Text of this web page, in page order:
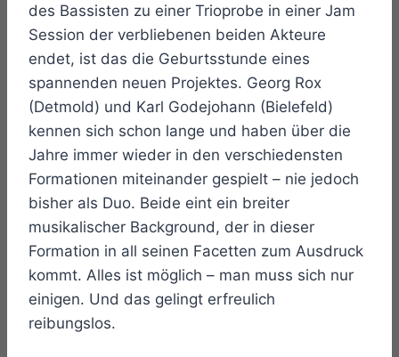
des Bassisten zu einer Trioprobe in einer Jam
Session der verbliebenen beiden Akteure
endet, ist das die Geburtsstunde eines
spannenden neuen Projektes. Georg Rox
(Detmold) und Karl Godejohann (Bielefeld)
kennen sich schon lange und haben über die
Jahre immer wieder in den verschiedensten
Formationen miteinander gespielt – nie jedoch
bisher als Duo. Beide eint ein breiter
musikalischer Background, der in dieser
Formation in all seinen Facetten zum Ausdruck
kommt. Alles ist möglich – man muss sich nur
einigen. Und das gelingt erfreulich
reibungslos.